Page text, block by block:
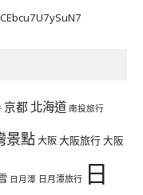
京都 北海道 南投旅行
景點大阪大阪旅行大阪
日月潭 日月潭旅行 日